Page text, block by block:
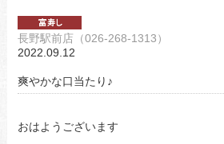
長野駅前店（026-268-1313）
2022.09.12
爽やかな口当たり♪
おはようございます